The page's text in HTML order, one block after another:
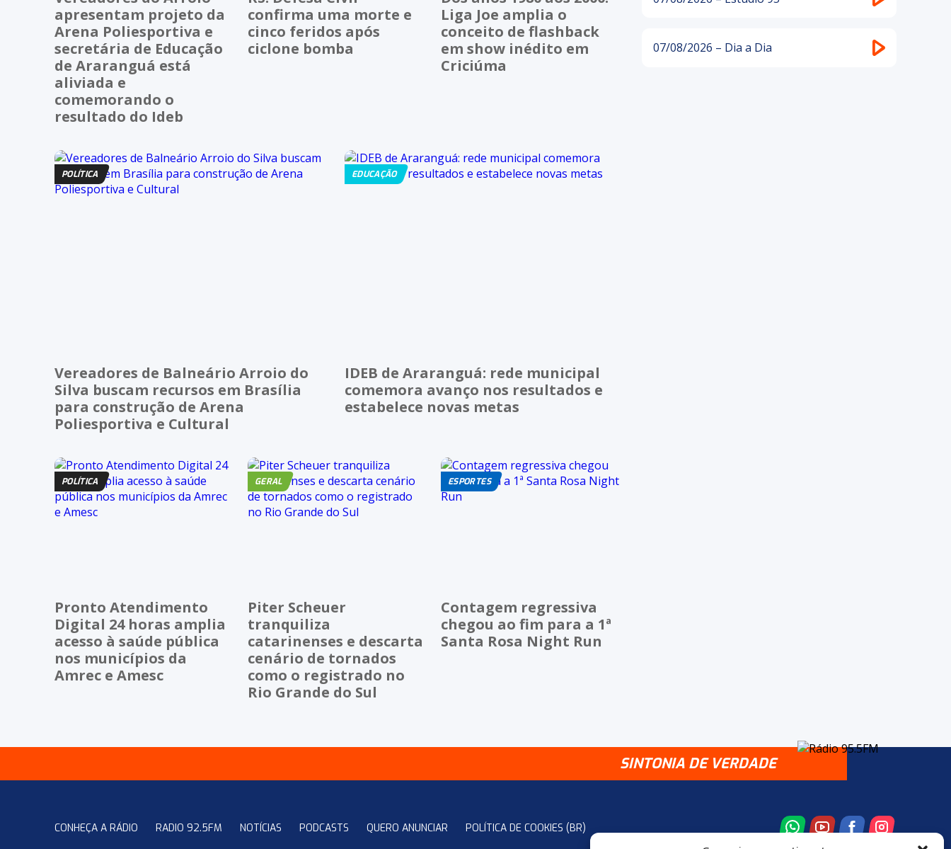
apresentam projeto da
Arena Poliesportiva e
secretária de Educação
de Araranguá está
aliviada e
comemorando o
resultado do Ideb
confirma uma morte e
cinco feridos após
ciclone bomba
Liga Joe amplia o
conceito de flashback
em show inédito em
Criciúma
POLÍTICA
Vereadores de Balneário Arroio do
Silva buscam recursos em Brasília
para construção de Arena
Poliesportiva e Cultural
EDUCAÇÃO
IDEB de Araranguá: rede municipal
comemora avanço nos resultados e
estabelece novas metas
POLÍTICA
Pronto Atendimento
Digital 24 horas amplia
acesso à saúde pública
nos municípios da
Amrec e Amesc
GERAL
Piter Scheuer
tranquiliza
catarinenses e descarta
cenário de tornados
como o registrado no
Rio Grande do Sul
ESPORTES
Contagem regressiva
chegou ao fim para a 1ª
Santa Rosa Night Run
07/08/2026 – Dia a Dia
SINTONIA DE VERDADE
CONHEÇA A RÁDIO RADIO 92.5FM NOTÍCIAS PODCASTS QUERO ANUNCIAR POLÍTICA DE COOKIES (BR)